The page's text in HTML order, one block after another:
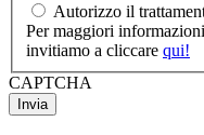
Autorizzo il
Per maggiori
invitiamo a cliccare qui!
CAPTCHA